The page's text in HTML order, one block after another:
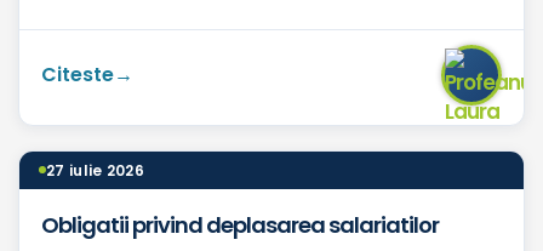
Citeste
27 iulie 2026
Obligatii privind deplasarea salariatilor